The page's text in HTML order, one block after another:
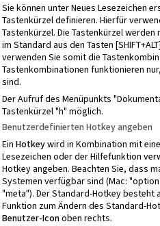
Sie können unter Neues Lesezeichen
Tastenkürzel definieren. Hierfür
Tastenkürzel. Die Tastenkürzel
im Standard aus den Tasten
verwenden Sie somit die
Tastenkombinationen funktionieren
sind.
Der Aufruf des Menüpunkts
Tastenkürzel "h" möglich.
Benutzerdefinierten Hotkey angeben
Ein Hotkeywird in Kombination mit
Lesezeichen oder der Hilfefunktion
Hotkey angeben. Beachten Sie, dass
Systemen verfügbar sind (Mac:
"meta"). Der Standard-Hotkey besteht
Funktion zum Ändern des Standard-
Benutzer-Iconoben rechts.